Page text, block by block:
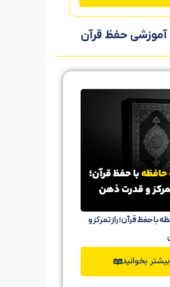
آموزشی حفظ قرآن
با حفظ قرآن؛ راز تمرکز و
بیشتر بخوانید